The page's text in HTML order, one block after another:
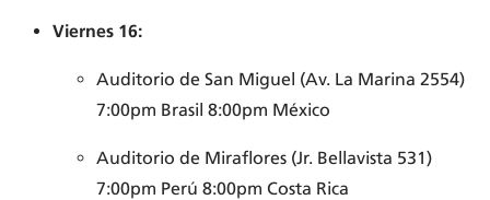
Viernes 16:
Auditorio de San Miguel (Av. La Marina 2554)
7:00pm Brasil 8:00pm México
Auditorio de Miraflores (Jr. Bellavista 531)
7:00pm Perú 8:00pm Costa Rica